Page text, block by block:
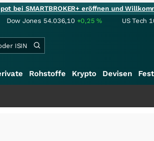
bei SMARTBROKER+ eröffnen und
Dow Jones 54.036,10 +0,25% US Tech
Rohstoffe Krypto Devisen